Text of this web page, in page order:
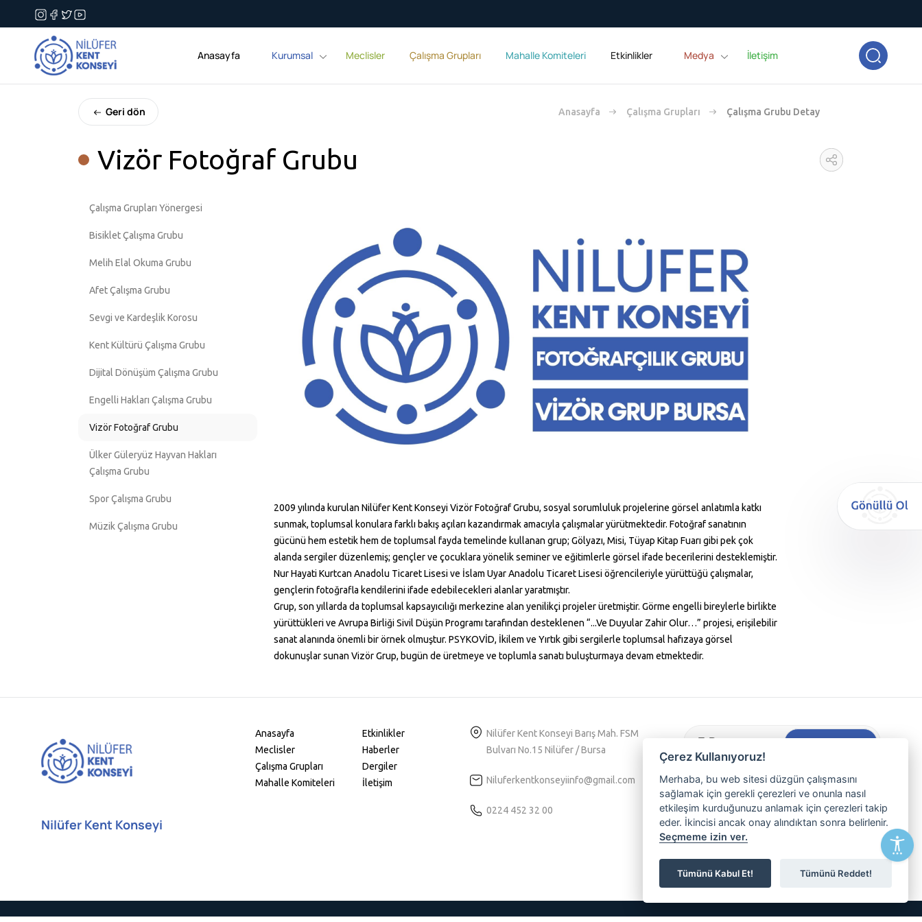
Anasayfa Kurumsal Meclisler Çalışma Grupları Mahalle Komiteleri Etkinlikler Medya İletişim
Geri dön Anasayfa Çalışma Grupları Çalışma Grubu Detay
Vizör Fotoğraf Grubu
Çalışma Grupları Yönergesi
Bisiklet Çalışma Grubu
Melih Elal Okuma Grubu
Afet Çalışma Grubu
Sevgi ve Kardeşlik Korosu
Kent Kültürü Çalışma Grubu
Dijital Dönüşüm Çalışma Grubu
Engelli Hakları Çalışma Grubu
Vizör Fotoğraf Grubu
Ülker Güleryüz Hayvan Hakları
Çalışma Grubu
Spor Çalışma Grubu
Müzik Çalışma Grubu
2009 yılında kurulan Nilüfer Kent Konseyi Vizör Fotoğraf Grubu, sosyal sorumluluk projelerine görsel anlatımla katkı
sunmak, toplumsal konulara farklı bakış açıları kazandırmak amacıyla çalışmalar yürütmektedir. Fotoğraf sanatının
gücünü hem estetik hem de toplumsal fayda temelinde kullanan grup; Gölyazı, Misi, Tüyap Kitap Fuarı gibi pek çok
alanda sergiler düzenlemiş; gençler ve çocuklara yönelik seminer ve eğitimlerle görsel ifade becerilerini desteklemiştir.
Nur Hayati Kurtcan Anadolu Ticaret Lisesi ve İslam Uyar Anadolu Ticaret Lisesi öğrencileriyle yürüttüğü çalışmalar,
gençlerin fotoğrafla kendilerini ifade edebilecekleri alanlar yaratmıştır.
Grup, son yıllarda da toplumsal kapsayıcılığı merkezine alan yenilikçi projeler üretmiştir. Görme engelli bireylerle birlikte
yürüttükleri ve Avrupa Birliği Sivil Düşün Programı tarafından desteklenen “...Ve Duyular Zahir Olur…” projesi, erişilebilir
sanat alanında önemli bir örnek olmuştur. PSYKOVİD, İkilem ve Yırtık gibi sergilerle toplumsal hafızaya görsel
dokunuşlar sunan Vizör Grup, bugün de üretmeye ve toplumla sanatı buluşturmaya devam etmektedir.
Nilüfer Kent Konseyi
Anasayfa
Meclisler
Çalışma Grupları
Mahalle Komiteleri
Etkinlikler
Haberler
Dergiler
İletişim
Nilüfer Kent Konseyi Barış Mah. FSM
Bulvarı No.15 Nilüfer / Bursa
Niluferkentkonseyiinfo@gmail.com
0224 452 32 00
Hemen Kaydol
sunulabilmesi içinKvkk aydınlatmametnini kabul
ediyorum.
Nilüferli olmanın ayrıcalığını yaşamak,
etkinliklerimizden haberdar olmak ve üyemiz
olmak isterseniz lütfen e-posta adresinizi
yazınız
Çerez Kullanıyoruz!
Merhaba, bu web sitesi düzgün çalışmasını
sağlamak için gerekli çerezleri ve onunla nasıl
etkileşim kurduğunuzu anlamak için çerezleri takip
eder. İkincisi ancak onay alındıktan sonra belirlenir.
Seçmeme izin ver.
Tümünü Kabul Et! Tümünü Reddet!